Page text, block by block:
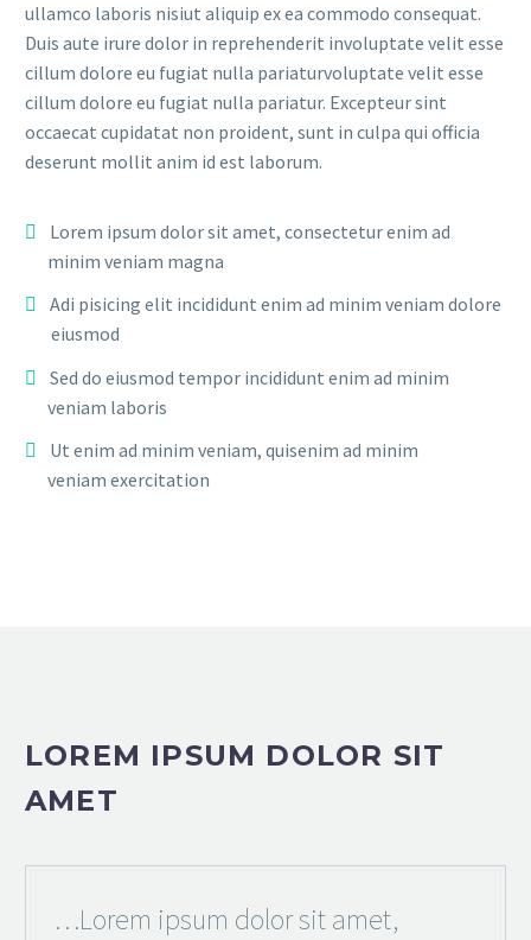
ullamco laboris nisiut aliquip ex ea commodo consequat.
Duis aute irure dolor in reprehenderit involuptate velit esse
cillum dolore eu fugiat nulla pariaturvoluptate velit esse
cillum dolore eu fugiat nulla pariatur. Excepteur sint
occaecat cupidatat non proident, sunt in culpa qui officia
deserunt mollit anim id est laborum.
Lorem ipsum dolor sit amet, consectetur enim ad
minim veniam magna
Adi pisicing elit incididunt enim ad minim veniam dolore
eiusmod
Sed do eiusmod tempor incididunt enim ad minim
veniam laboris
Ut enim ad minim veniam, quisenim ad minim
veniam exercitation
LOREM IPSUM DOLOR SIT
AMET
…Lorem ipsum dolor sit amet,